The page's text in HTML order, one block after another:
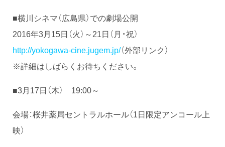
■横川シネマ（広島県）での劇場公開
2016年3月15日（火）～21日（月・祝）
http://yokogawa-cine.jugem.jp/（外部リンク）
※詳細はしばらくお待ちください。
■3月17日（木） 19:00～
会場：桜井薬局セントラルホール（1日限定アンコール上
映）